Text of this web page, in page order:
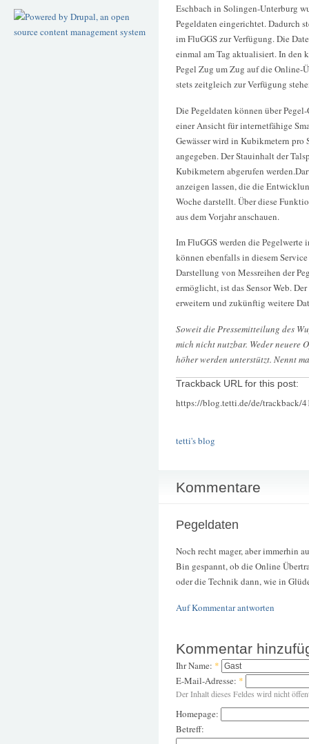
Eschbach in Solingen-Unterburg
Pegeldaten eingerichtet. Dadurch
im FluGGS zur Verfügung. Die
einmal am Tag aktualisiert. In den
Pegel Zug um Zug auf die Online-
stets zeitgleich zur Verfügung
Die Pegeldaten können über
einer Ansicht für internetfähige
Gewässer wird in Kubikmetern pro
angegeben. Der Stauinhalt der
Kubikmetern abgerufen
anzeigen lassen, die die
Woche darstellt. Über diese
aus dem Vorjahr anschauen.
Im FluGGS werden die Pegelwerte
können ebenfalls in diesem
Darstellung von Messreihen der
ermöglicht, ist das Sensor Web.
erweitern und zukünftig weitere
Soweit die Pressemitteilung des
mich nicht nutzbar. Weder neuere
höher werden unterstützt. Nennt
Trackback URL for this post:
https://blog.tetti.de/de/trackback/
tetti's blog
Kommentare
Pegeldaten
Noch recht mager, aber immerhin
Bin gespannt, ob die Online
oder die Technik dann, wie in
Auf Kommentar antworten
Kommentar
Ihr Name: *
E-Mail-Adresse: *
Der Inhalt dieses Feldes wird nicht
Homepage:
Betreff: